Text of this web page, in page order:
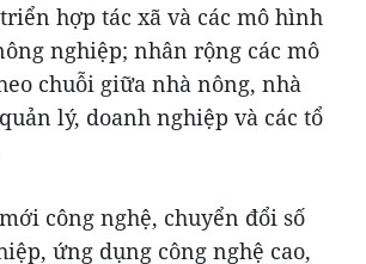
hợp tác xã và các mô hình
nghiệp; nhân rộng các mô
chuỗi giữa nhà nông, nhà
lý, doanh nghiệp và các tổ
công nghệ, chuyển đổi số
ứng dụng công nghệ cao,